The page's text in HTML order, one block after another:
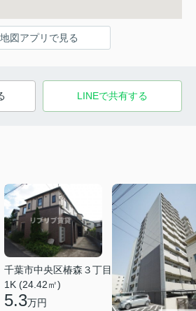
地図アプリで見る
LINEで共有する
千葉市中央区椿森３丁目
1K (24.42㎡)
5.3万円